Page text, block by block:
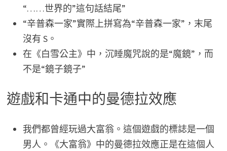
“……世界的”這句話結尾”
“辛普森一家”實際上拼寫為“辛普森一家”，末尾
沒有 S。
在《白雪公主》中，沉睡魔咒說的是“魔鏡”，而
不是“鏡子鏡子”
遊戲和卡通中的曼德拉效應
我們都曾經玩過大富翁。這個遊戲的標誌是一個
男人。《大富翁》中的曼德拉效應正是在這個人